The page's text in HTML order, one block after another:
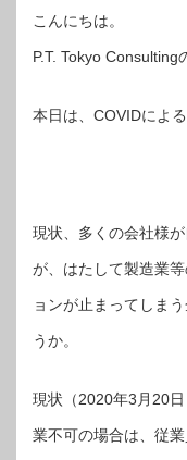
こんにちは。
P.T. Tokyo Consulting
本日は、COVIDによ
現状、多くの会社様
が、はたして製造業
ョンが止まってしま
うか。
現状（2020年3月20
業不可の場合は、従